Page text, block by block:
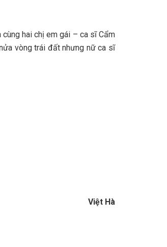
hai chị em gái – ca sĩ Cẩm
vòng trái đất nhưng nữ ca sĩ
Việt Hà